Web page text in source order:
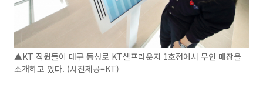
▲KT 직원들이 대구 동성로 KT셀프라운지 1호점에서 무인 매장을
소개하고 있다. (사진제공=KT)